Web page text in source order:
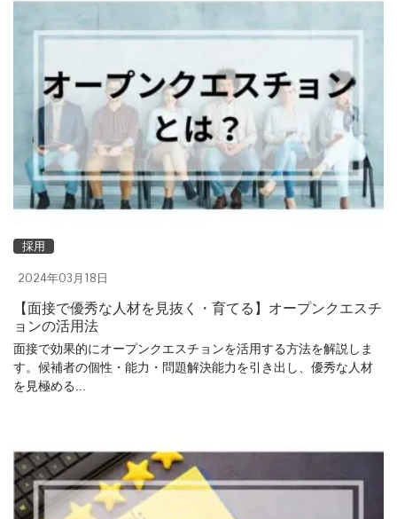
採用
2024年03月18日
【面接で優秀な人材を見抜く・育てる】オープンクエスチ
ョンの活用法
面接で効果的にオープンクエスチョンを活用する方法を解説しま
す。候補者の個性・能力・問題解決能力を引き出し、優秀な人材
を見極める...